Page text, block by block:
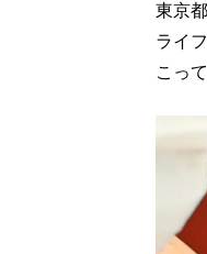
東京
ライ
こっ